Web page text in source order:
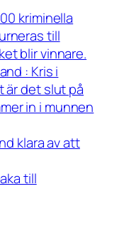
kriminella
till
blir vinnare.
: Kris i
är det slut på
in i munnen
klara av att
till